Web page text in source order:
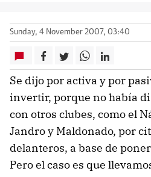
Sunday, 4 November 2007, 03:40
Se dijo por activa y por
invertir, porque no había
con otros clubes, como el
Jandro y Maldonado, por
delanteros, a base de
Pero el caso es que